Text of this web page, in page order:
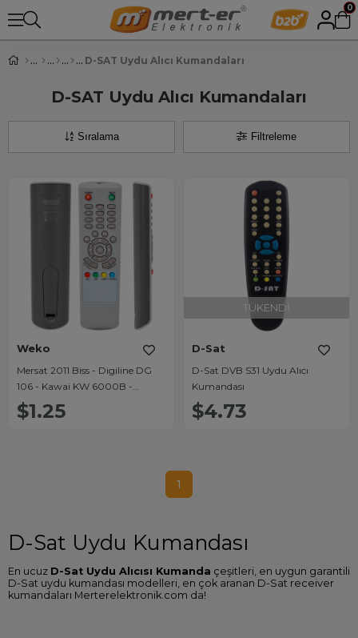
0
D-SAT Uydu Alıcı Kumandaları
D-SAT Uydu Alıcı Kumandaları
Filtreleme
Sıralama
Weko
Mersat 2011 Biss - Digiline DG
106 - Kawai KW 6000B -
Silvermax DM 800 FTA - Qmax
Uydu Alıcı Kumandası
$1.25
TÜKENDI
D-Sat
D-Sat DVB S31 Uydu Alıcı
Kumandası
$4.73
1
D-Sat Uydu Kumandası
En ucuz D-Sat Uydu Alıcısı Kumanda çeşitleri, en uygun garantili
D-Sat uydu kumandası modelleri, en çok aranan D-Sat receiver
kumandaları Merterelektronik.com da!